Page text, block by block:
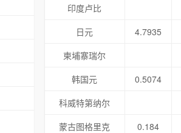
印度卢比
日元
4.7935
柬埔寨瑞尔
韩国元
0.5074
科威特第纳尔
蒙古图格里克
0.184